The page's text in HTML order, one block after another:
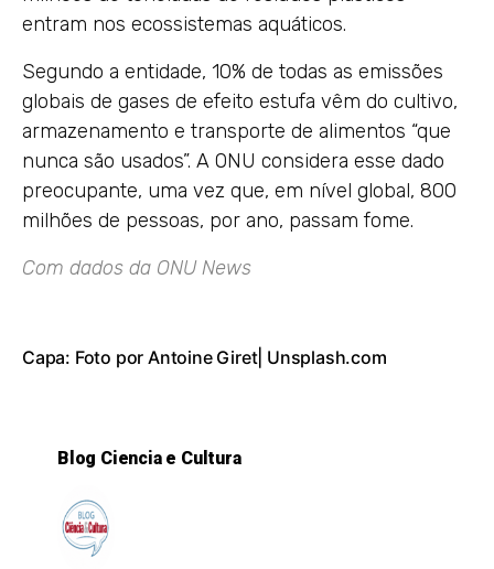
entram nos ecossistemas aquáticos.
Segundo a entidade, 10% de todas as emissões
globais de gases de efeito estufa vêm do cultivo,
armazenamento e transporte de alimentos “que
nunca são usados”. A ONU considera esse dado
preocupante, uma vez que, em nível global, 800
milhões de pessoas, por ano, passam fome.
Com dados da ONU News
Capa: Foto por Antoine Giret| Unsplash.com
Blog Ciencia e Cultura